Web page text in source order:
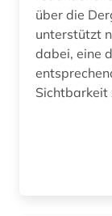
über die
unterstützt
dabei, eine
Sichtbarkeit